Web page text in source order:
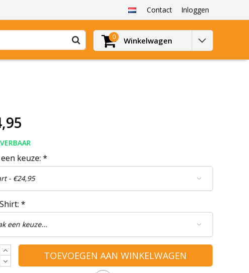
Contact Inloggen
0 Winkelwagen
keuze: *
*
TOEVOEGEN AAN WINKELWAGEN